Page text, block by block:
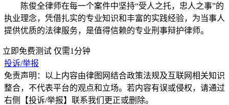
陈俊全律师在每一个案件中坚持“受人之托，忠人之事”的
执业理念，凭借扎实的专业知识和丰富的实践经验，为当事人
提供优质的法律服务，是值得信赖的专业刑事辩护律师。
立即免费测试 仅需1分钟
投诉/举报
免责声明：以上内容由律图网结合政策法规及互联网相关知识
整合，不代表平台的观点和立场。若内容有误或侵权，请通过
右侧【投诉/举报】联系我们更正或删除。